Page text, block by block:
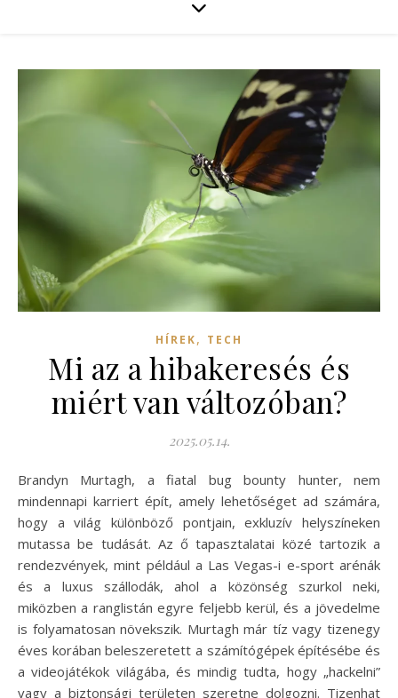
HÍREK, TECH
Mi az a hibakeresés és
miért van változóban?
2025.05.14.
Brandyn Murtagh, a fiatal bug bounty hunter, nem
mindennapi karriert épít, amely lehetőséget ad számára,
hogy a világ különböző pontjain, exkluzív helyszíneken
mutassa be tudását. Az ő tapasztalatai közé tartozik a
rendezvények, mint például a Las Vegas-i e-sport arénák
és a luxus szállodák, ahol a közönség szurkol neki,
miközben a ranglistán egyre feljebb kerül, és a jövedelme
is folyamatosan növekszik. Murtagh már tíz vagy tizenegy
éves korában beleszeretett a számítógépek építésébe és
a videojátékok világába, és mindig tudta, hogy „hackelni”
vagy a biztonsági területen szeretne dolgozni. Tizenhat